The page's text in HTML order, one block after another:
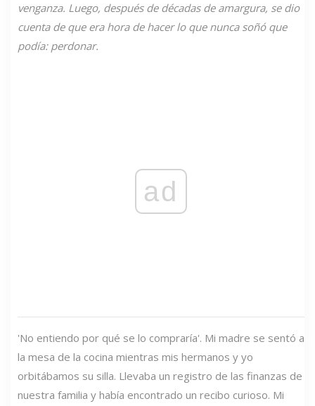
venganza. Luego, después de décadas de amargura, se dio
cuenta de que era hora de hacer lo que nunca soñó que
podía: perdonar.
ad
'No entiendo por qué se lo compraría'. Mi madre se sentó a
la mesa de la cocina mientras mis hermanos y yo
orbitábamos su silla. Llevaba un registro de las finanzas de
nuestra familia y había encontrado un recibo curioso. Mi